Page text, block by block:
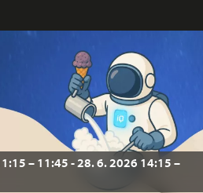
– 11:45 - 28. 6. 2026 14:15 –